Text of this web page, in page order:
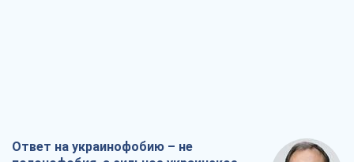
Ответ на украинофобию – не